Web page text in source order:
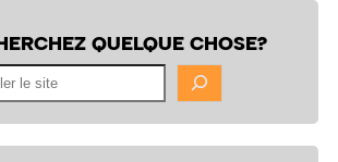
QUELQUE CHOSE?